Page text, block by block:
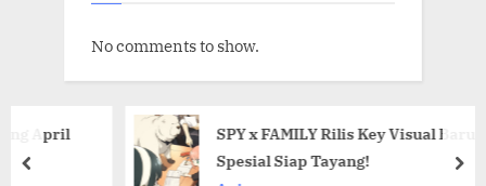
No comments to show.
SPY x FAMILY Rilis Key Visual Baru!
Spesial Siap Tayang!
prev